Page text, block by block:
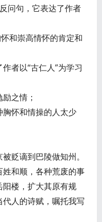
问句，它表达了作者
和崇高情怀的肯定和
者以“古仁人”为学习
之情；
怀和情操的人太少
贬谪到巴陵做知州。
和顺，各种荒废的事
楼，扩大其原有规
人的诗赋，嘱托我写